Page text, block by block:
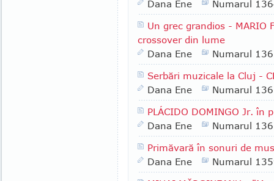
Dana Ene
Numarul
Un grec grandios - MARIO
crossover din lume
Dana Ene
Numarul
Serbări muzicale la Cluj -
Dana Ene
Numarul
PLÁCIDO DOMINGO Jr. în
Dana Ene
Numarul
Primăvară în sonuri de
Dana Ene
Numarul